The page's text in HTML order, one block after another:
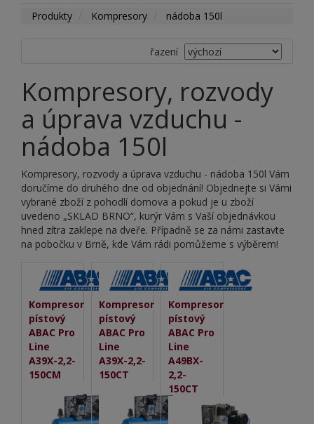
Produkty
Kompresory nádoba 150l
řazení
Kompresory, rozvody
a úprava vzduchu -
nádoba 150l
Kompresory, rozvody a úprava vzduchu - nádoba 150l Vám
doručíme do druhého dne od objednání! Objednejte si Vámi
vybrané zboží z pohodlí domova a pokud je u zboží
uvedeno „SKLAD BRNO“, kurýr Vám s Vaší objednávkou
hned zítra zaklepe na dveře. Případně se za námi zastavte
na pobočku v Brně, kde Vám rádi pomůžeme s výběrem!
Kompresor
pístový
ABAC Pro
Line
A39X-2,2-
150CM
Kompresor
pístový
ABAC Pro
Line
A39X-2,2-
150CT
Kompresor
pístový
ABAC Pro
Line
A49BX-
2,2-
150CT